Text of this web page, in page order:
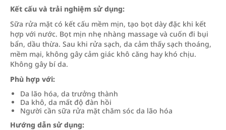
Kết cấu và trải nghiệm sử dụng:
Sữa rửa mặt có kết cấu mềm mịn, tạo bọt dày đặc khi kết
hợp với nước. Bọt mịn nhẹ nhàng massage và cuốn đi bụi
bẩn, dầu thừa. Sau khi rửa sạch, da cảm thấy sạch thoáng,
mềm mại, không gây cảm giác khô căng hay khó chịu.
Không gây bí da.
Phù hợp với:
Da lão hóa, da trưởng thành
Da khô, da mất độ đàn hồi
Người cần sữa rửa mặt chăm sóc da lão hóa
Hướng dẫn sử dụng: